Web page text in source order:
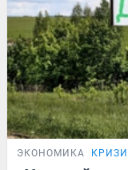
ЭКОНОМИКА